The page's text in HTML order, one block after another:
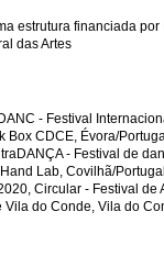
estrutura financiada
das Artes
- Festival
Box CDCE, Évora/
- Festival de
Lab, Covilhã/Portugal
Circular - Festival de
do Conde, Vila do